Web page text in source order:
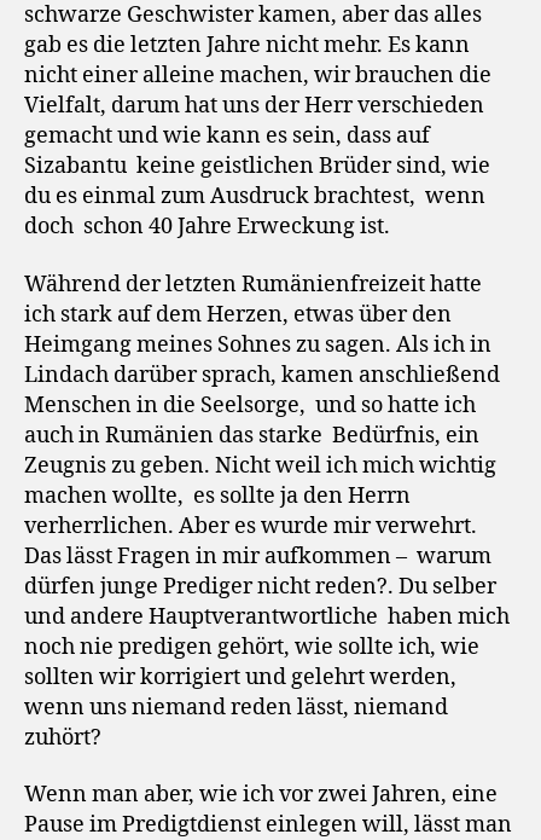
schwarze Geschwister kamen, aber das alles
gab es die letzten Jahre nicht mehr. Es kann
nicht einer alleine machen, wir brauchen die
Vielfalt, darum hat uns der Herr verschieden
gemacht und wie kann es sein, dass auf
Sizabantu keine geistlichen Brüder sind, wie
du es einmal zum Ausdruck brachtest, wenn
doch schon 40 Jahre Erweckung ist.
Während der letzten Rumänienfreizeit hatte
ich stark auf dem Herzen, etwas über den
Heimgang meines Sohnes zu sagen. Als ich in
Lindach darüber sprach, kamen anschließend
Menschen in die Seelsorge, und so hatte ich
auch in Rumänien das starke Bedürfnis, ein
Zeugnis zu geben. Nicht weil ich mich wichtig
machen wollte, es sollte ja den Herrn
verherrlichen. Aber es wurde mir verwehrt.
Das lässt Fragen in mir aufkommen – warum
dürfen junge Prediger nicht reden?. Du selber
und andere Hauptverantwortliche haben mich
noch nie predigen gehört, wie sollte ich, wie
sollten wir korrigiert und gelehrt werden,
wenn uns niemand reden lässt, niemand
zuhört?
Wenn man aber, wie ich vor zwei Jahren, eine
Pause im Predigtdienst einlegen will, lässt man